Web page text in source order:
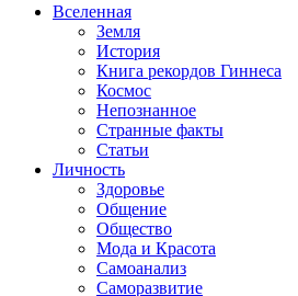
Вселенная
Земля
История
Книга рекордов Гиннеса
Космос
Непознанное
Странные факты
Статьи
Личность
Здоровье
Общение
Общество
Мода и Красота
Самоанализ
Саморазвитие